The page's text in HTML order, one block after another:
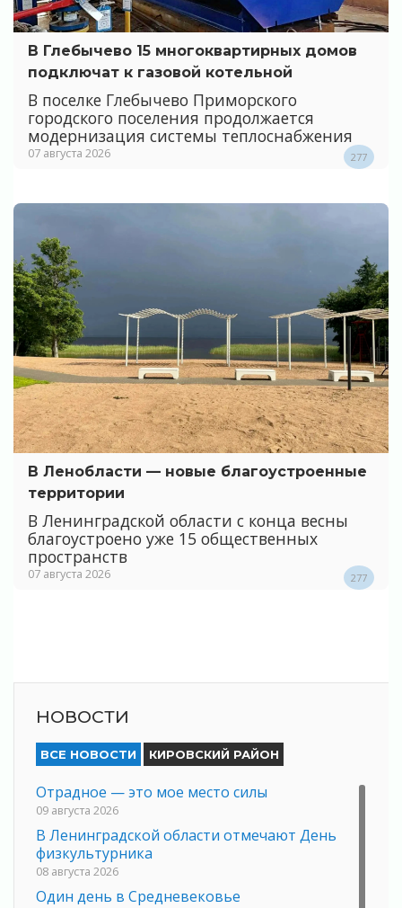
В Глебычево 15 многоквартирных домов
подключат к газовой котельной
В поселке Глебычево Приморского
городского поселения продолжается
модернизация системы теплоснабжения
07 августа 2026 277
В Ленобласти — новые благоустроенные
территории
В Ленинградской области с конца весны
благоустроено уже 15 общественных
пространств
07 августа 2026 277
НОВОСТИ
ВСЕ НОВОСТИ КИРОВСКИЙ РАЙОН
Отрадное — это мое место силы
09 августа 2026
В Ленинградской области отмечают День
физкультурника
08 августа 2026
Один день в Средневековье